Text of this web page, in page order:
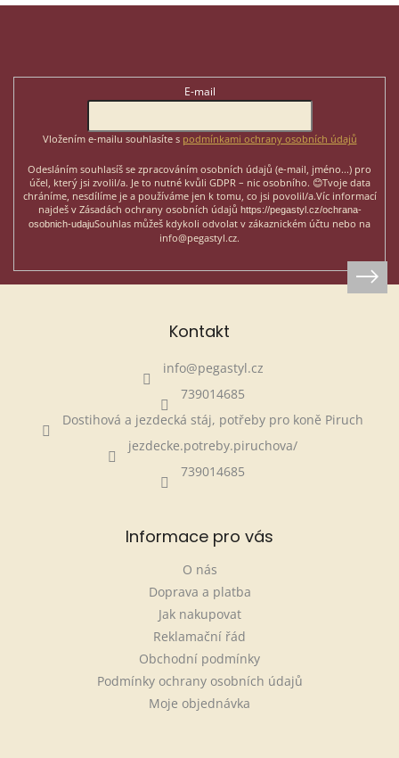
Z
E-mail
Vložením e-mailu souhlasíte s podmínkami ochrany osobních údajů
Odesláním souhlasíš se zpracováním osobních údajů (e-mail, jméno...) pro
účel, který jsi zvolil/a. Je to nutné kvůli GDPR – nic osobního. 😊Tvoje data
chráníme, nesdílíme je a používáme jen k tomu, co jsi povolil/a.Víc informací
najdeš v Zásadách ochrany osobních údajů https://pegastyl.cz/ochrana-
osobnich-udajuSouhlas můžeš kdykoli odvolat v zákaznickém účtu nebo na
info@pegastyl.cz.
Kontakt
info@pegastyl.cz
739014685
Dostihová a jezdecká stáj, potřeby pro koně Piruch
jezdecke.potreby.piruchova/
739014685
Informace pro vás
O nás
Doprava a platba
Jak nakupovat
Reklamační řád
Obchodní podmínky
Podmínky ochrany osobních údajů
Moje objednávka